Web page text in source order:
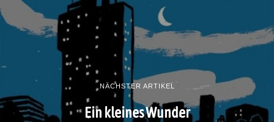
NÄCHSTER ARTIKEL
Ein kleines Wunder